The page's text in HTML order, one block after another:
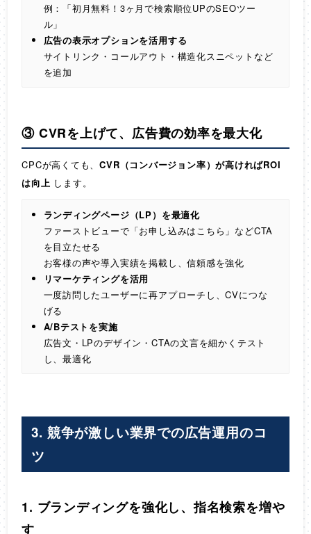
例：「初月無料！3ヶ月で検索順位UPのSEOツー
ル」
広告の表示オプションを活用する
サイトリンク・コールアウト・構造化スニペットなど
を追加
③ CVRを上げて、広告費の効率を最大化
CPCが高くても、CVR（コンバージョン率）が高ければROI
は向上 します。
ランディングページ（LP）を最適化
ファーストビューで「お申し込みはこちら」などCTA
を目立たせる
お客様の声や導入実績を掲載し、信頼感を強化
リマーケティングを活用
一度訪問したユーザーに再アプローチし、CVにつな
げる
A/Bテストを実施
広告文・LPのデザイン・CTAの文言を細かくテスト
し、最適化
3. 競争が激しい業界での広告運用のコ
ツ
1. ブランディングを強化し、指名検索を増や
す